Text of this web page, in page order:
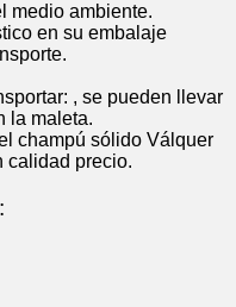
medio ambiente.
en su embalaje
, se pueden llevar
la maleta.
champú sólido Válquer
calidad precio.